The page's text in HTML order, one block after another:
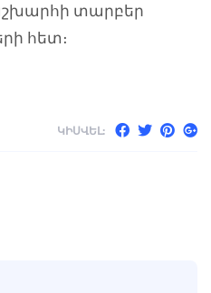
տարբեր
հետ։
ԿԻՍՎԵԼ: